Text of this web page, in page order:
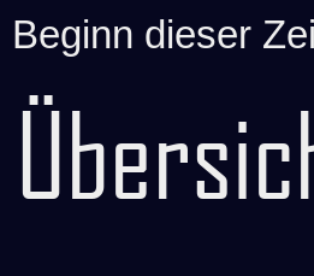
Beginn dieser